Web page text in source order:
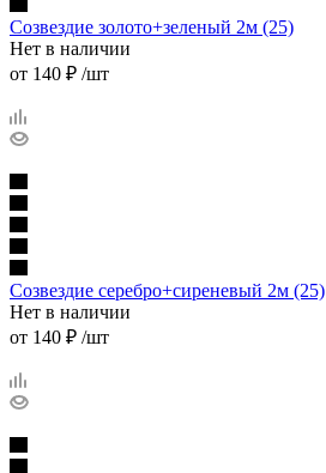
Созвездие золото+зеленый 2м (25)
Нет в наличии
от 140 ₽ /шт
Созвездие серебро+сиреневый 2м (25)
Нет в наличии
от 140 ₽ /шт